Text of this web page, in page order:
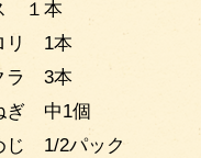
１本
リ 1本
ラ 3本
ぎ 中1個
じ 1/2パック